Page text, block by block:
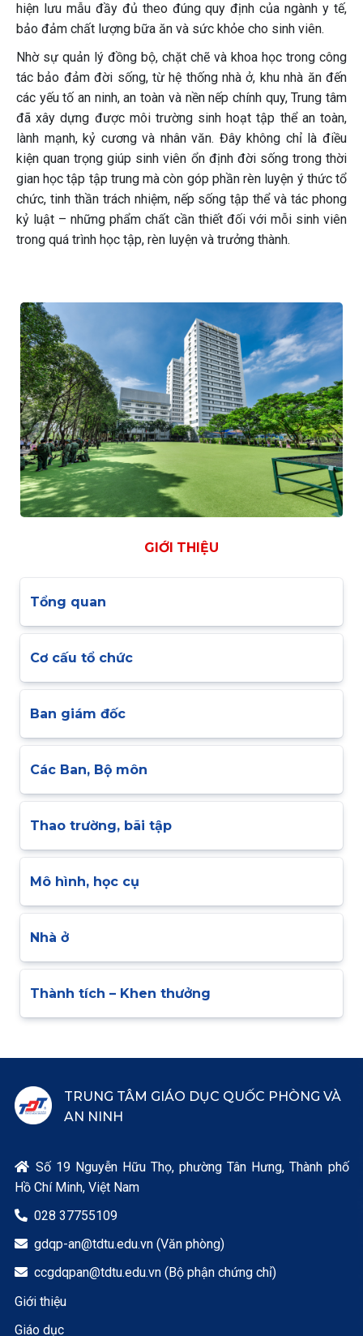
hiện lưu mẫu đầy đủ theo đúng quy định của ngành y tế,
bảo đảm chất lượng bữa ăn và sức khỏe cho sinh viên.
Nhờ sự quản lý đồng bộ, chặt chẽ và khoa học trong công
tác bảo đảm đời sống, từ hệ thống nhà ở, khu nhà ăn đến
các yếu tố an ninh, an toàn và nền nếp chính quy, Trung tâm
đã xây dựng được môi trường sinh hoạt tập thể an toàn,
lành mạnh, kỷ cương và nhân văn. Đây không chỉ là điều
kiện quan trọng giúp sinh viên ổn định đời sống trong thời
gian học tập tập trung mà còn góp phần rèn luyện ý thức tổ
chức, tinh thần trách nhiệm, nếp sống tập thể và tác phong
kỷ luật – những phẩm chất cần thiết đối với mỗi sinh viên
trong quá trình học tập, rèn luyện và trưởng thành.
GIỚI THIỆU
Tổng quan
Cơ cấu tổ chức
Ban giám đốc
Các Ban, Bộ môn
Thao trường, bãi tập
Mô hình, học cụ
Nhà ở
Thành tích – Khen thưởng
TRUNG TÂM GIÁO DỤC QUỐC PHÒNG VÀ
AN NINH
 Số 19 Nguyễn Hữu Thọ, phường Tân Hưng, Thành phố
Hồ Chí Minh, Việt Nam
 028 37755109
 gdqp-an@tdtu.edu.vn (Văn phòng)
 ccgdqpan@tdtu.edu.vn (Bộ phận chứng chỉ)
Giới thiệu
Giáo dục